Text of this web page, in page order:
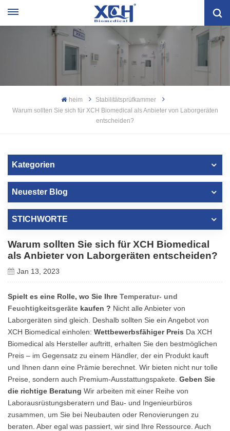
heim
Stabilitätsprüfkammer
Warum sollten Sie sich für XCH Biomedical als Anbieter von Laborgeräten
entscheiden?
Kategorien
Neuester Blog
STICHWORTE
Warum sollten Sie sich für XCH Biomedical
als Anbieter von Laborgeräten entscheiden?
Jan 13, 2023
Spielt es eine Rolle, wo Sie Ihre Temperatur- und
Feuchtigkeitsgeräte kaufen ? Nicht alle Anbieter von
Laborgeräten sind gleich. Deshalb sollten Sie ein Angebot von
XCH Biomedical einholen: Wettbewerbsfähiger Preis Da XCH
Biomedical als Hersteller auftritt, erhalten Sie den bestmöglichen
Preis – im Gegensatz zu einem Händler, der ein Produkt kauft
und Ihnen dann eine Prämie berechnet. Wir bieten nicht nur tolle
Preise, sondern auch Premium-Ausstattungspakete. Geben Sie
die richtige Beratung Wir arbeiten mit einer Reihe von
Laborausrüstungsberatern und Bau- und Ingenieurbüros
zusammen, um Sie bei Neubauten oder Renovierungen zu
beraten. Aber egal was passiert, wir sind Ihre Ressource. Auch